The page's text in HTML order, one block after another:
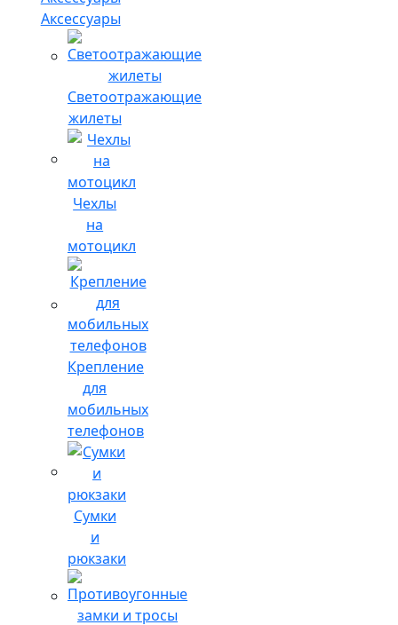
Аксессуары
Светоотражающие
жилеты
Чехлы
на
мотоцикл
Крепление
для
мобильных
телефонов
Сумки
и
рюкзаки